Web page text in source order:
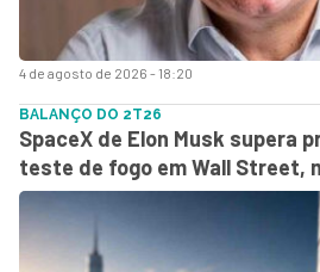
4 de agosto de 2026 - 18:20
BALANÇO DO 2T26
SpaceX de Elon Musk supera
teste de fogo em Wall Street,